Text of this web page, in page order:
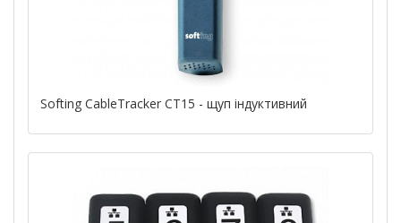
Softing CableTracker CT15 - щуп індуктивний